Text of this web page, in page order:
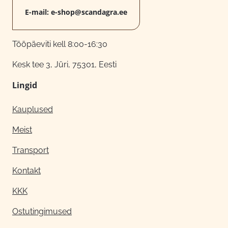
E-mail: e-shop@scandagra.ee
Tööpäeviti kell 8:00-16:30
Kesk tee 3, Jüri, 75301, Eesti
Lingid
Kauplused
Meist
Transport
Kontakt
KKK
Ostutingimused